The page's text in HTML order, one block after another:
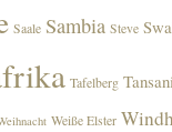
Saale Sambia Steve
Tafelberg
Weiße Elster